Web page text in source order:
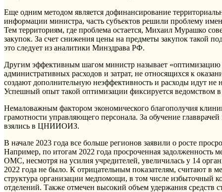
Еще одним методом является дофинансирование
информации министра, часть субъектов решили проблему
Тем территориям, где проблема остается, Михаил Мурашко
закупок. За счет снижения цены на предметы закупок такой
это следует из аналитики Минздрава РФ.
Другим эффективным шагом министр называет
административных расходов и затрат, не относящихся к
создают дополнительную неэффективность и расходы идут
Успешный опыт такой оптимизации фиксируется ведомством
Немаловажным фактором экономического благополучия
грамотности управляющего персонала. За обучение
взялись в ЦНИИОИЗ.
В начале 2023 года все больше регионов заявили о росте
Например, по итогам 2022 года просроченная задолженность
ОМС, несмотря на усилия учредителей, увеличилась у 14
2022 года не было. К отрицательным показателям, считают
структура организации медпомощи, в том числе избыточный
отделений. Также отмечен высокий объем удержания средств